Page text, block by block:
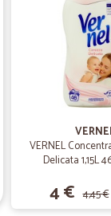
VERNEL
Delicata 1,15L
4 € 4,45 €